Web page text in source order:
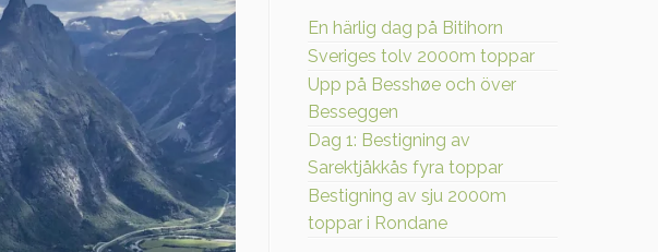
En härlig dag på Bitihorn
Sveriges tolv 2000m toppar
Upp på Besshøe och över
Besseggen
Dag 1: Bestigning av
Sarektjåkkås fyra toppar
Bestigning av sju 2000m
toppar i Rondane